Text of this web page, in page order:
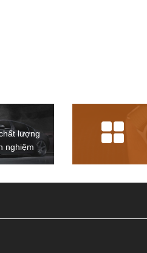
lượng
nghiệm